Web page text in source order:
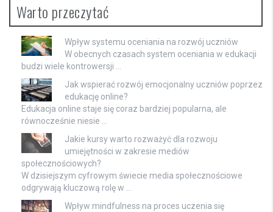
Warto przeczytać
Wpływ systemu oceniania na rozwój uczniów
W obecnych czasach system oceniania w edukacji
budzi wiele kontrowersji …
Jak wspierać rozwój emocjonalny uczniów poprzez
edukację online?
Edukacja online staje się coraz bardziej popularna, ale
równocześnie niesie …
Jakie kursy warto rozważyć dla rozwoju
umiejętności w zakresie mediów
społecznościowych?
W dzisiejszym cyfrowym świecie media społecznościowe
odgrywają kluczową rolę w …
Wpływ mindfulness na proces uczenia się